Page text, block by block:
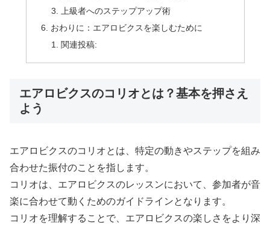
上級者へのステップアップ術
おわりに：エアロビクスを楽しむために
関連投稿:
エアロビクスのコリオとは？基本を押さえ
よう
エアロビクスのコリオとは、特定の動きやステップを組み
合わせた振付のことを指します。
コリオは、エアロビクスのレッスンにおいて、参加者が音
楽に合わせて動くためのガイドラインとなります。
コリオを理解することで、エアロビクスの楽しさをより深